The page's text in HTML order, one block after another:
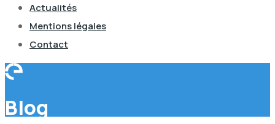
Actualités
Mentions légales
Contact
Blog